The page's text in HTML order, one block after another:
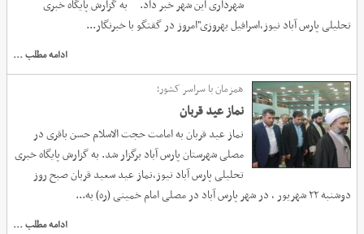
"عیسی خدابنده" شهردار سابق شهر جعفرآباد به سمت
شهرداری این شهر خبر داد. به گزارش پایگاه خبری
همزمان با سراسر کشور؛
نماز عید قربان
نماز عید قربان به امامت حجت الاسلام حسن باقری در
مصلی شهرستان پارس آباد برگزار شد. به گزارش پایگاه خبری
تحلیلی پارس آباد نیوز،نماز عید سعید قربان صبح روز